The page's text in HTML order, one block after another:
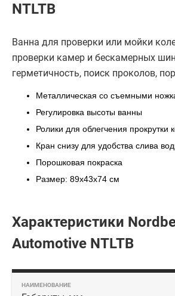
NTLTB
Ванна для проверки или мойки
проверки камер и бескамерных
герметичность, поиск проколов,
Металлическая со съемными
Регулировка высоты ванны
Ролики для облегчения прокрутки
Кран снизу для удобства слива
Порошковая покраска
Размер: 89х43х74 см
Характеристики
Automotive NTLTB